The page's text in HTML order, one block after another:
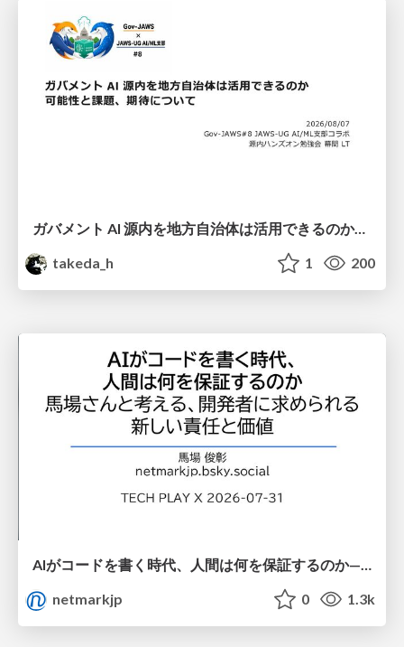
ガバメント AI 源内を地方自治体は活用できるのか 可能性と課題、期待について
takeda_h
1 200
AIがコードを書く時代、人間は何を保証するのか———馬場さんと考える、開発者に求められる新しい責任と価値 - TECH PLAY
netmarkjp
0 1.3k